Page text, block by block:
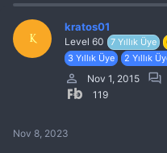
K
kratos01
Level 60 7 Yıllık Üye
3 Yıllık Üye
2 Yıllık
Nov 1, 2015
119
Nov 8, 2023